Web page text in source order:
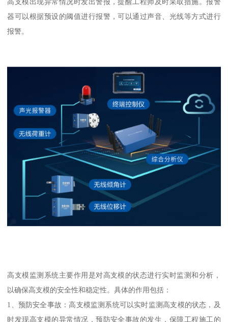
高支模出现异常情况时发出警报，提醒工程师及时采取措施。报警
器可以根据预设的阈值进行报警，可以通过声音、光线等方式进行
报警。
高支模监测系统主要作用是对高支模的状态进行实时监测和分析，
以确保高支模的安全性和稳定性。具体的作用包括：
1、预防安全事故：高支模监测系统可以实时监测高支模的状态，及
时发现高支模的异常情况，预防安全事故的发生，保障工程施工的